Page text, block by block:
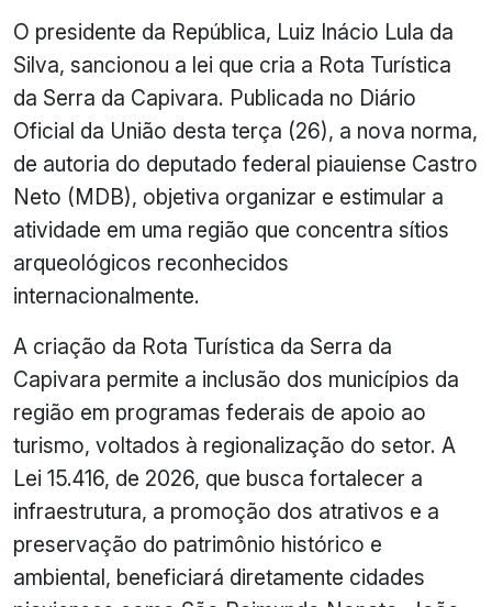
O presidente da República, Luiz Inácio Lula da
Silva, sancionou a lei que cria a Rota Turística
da Serra da Capivara. Publicada no Diário
Oficial da União desta terça (26), a nova norma,
de autoria do deputado federal piauiense Castro
Neto (MDB), objetiva organizar e estimular a
atividade em uma região que concentra sítios
arqueológicos reconhecidos
internacionalmente.
A criação da Rota Turística da Serra da
Capivara permite a inclusão dos municípios da
região em programas federais de apoio ao
turismo, voltados à regionalização do setor. A
Lei 15.416, de 2026, que busca fortalecer a
infraestrutura, a promoção dos atrativos e a
preservação do patrimônio histórico e
ambiental, beneficiará diretamente cidades